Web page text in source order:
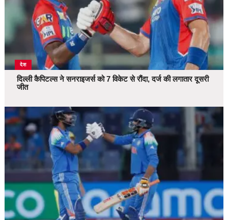
देश
दिल्ली कैपिटल्स ने सनराइजर्स को 7 विकेट से रौंदा, दर्ज की लगातार दूसरी
जीत